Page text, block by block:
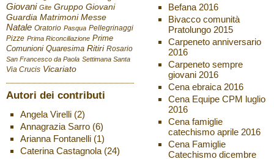
Giovani Gite Gruppo Giovani
Guardia Matrimoni Messe
Natale Oratorio Pasqua Pellegrinaggi
Pizze Prima Riconciliazione Prime
Comunioni Quaresima Ritiri Rosario
San Francesco da Paola Settimana Santa
Via Crucis Vicariato
Autori dei contributi
Angela Virelli(2)
Annagrazia Sarro(6)
Arianna Fontanelli(1)
Caterina Castagnola(24)
Befana 2016
Bivacco comunità
Pratolungo 2015
Carpeneto anniversario
2016
Carpeneto sempre
giovani 2016
Cena ebraica 2016
Cena Equipe CPM luglio
2016
Cena famiglie
catechismo aprile 2016
Cena Famiglie
Catechismo dicembre